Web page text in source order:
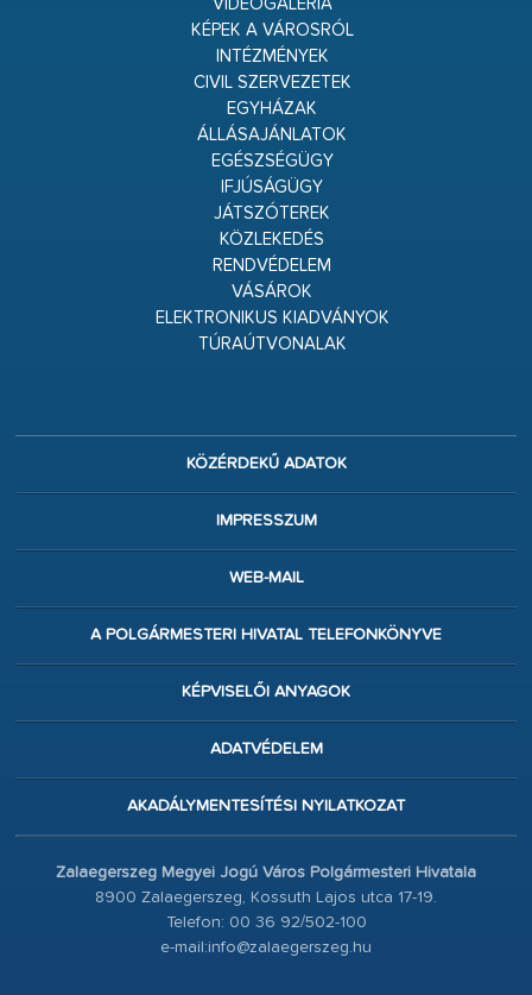
VIDEÓGALÉRIA
KÉPEK A VÁROSRÓL
INTÉZMÉNYEK
CIVIL SZERVEZETEK
EGYHÁZAK
ÁLLÁSAJÁNLATOK
EGÉSZSÉGÜGY
IFJÚSÁGÜGY
JÁTSZÓTEREK
KÖZLEKEDÉS
RENDVÉDELEM
VÁSÁROK
ELEKTRONIKUS KIADVÁNYOK
TÚRAÚTVONALAK
KÖZÉRDEKŰ ADATOK
IMPRESSZUM
WEB-MAIL
A POLGÁRMESTERI HIVATAL TELEFONKÖNYVE
KÉPVISELŐI ANYAGOK
ADATVÉDELEM
AKADÁLYMENTESÍTÉSI NYILATKOZAT
Zalaegerszeg Megyei Jogú Város Polgármesteri Hivatala
8900 Zalaegerszeg, Kossuth Lajos utca 17-19.
Telefon: 00 36 92/502-100
e-mail:info@zalaegerszeg.hu